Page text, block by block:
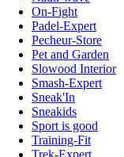
On-Fight
Padel-Expert
Pecheur-Store
Pet and Garden
Slowood Interior
Smash-Expert
Sneak'In
Sneakids
Sport is good
Training-Fit
Trek-Expert